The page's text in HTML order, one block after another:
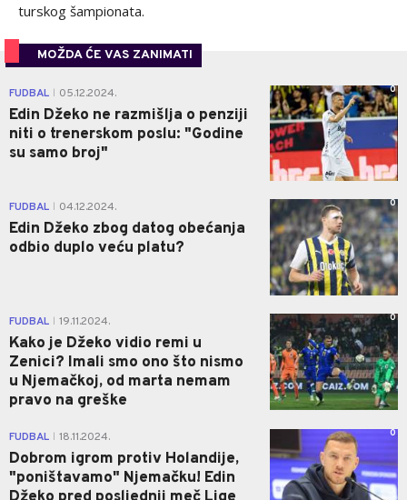
turskog šampionata.
MOŽDA ĆE VAS ZANIMATI
FUDBAL 05.12.2024.
Edin Džeko ne razmišlja o penziji
niti o trenerskom poslu: "Godine
su samo broj"
0
FUDBAL 04.12.2024.
Edin Džeko zbog datog obećanja
odbio duplo veću platu?
0
FUDBAL 19.11.2024.
Kako je Džeko vidio remi u
Zenici? Imali smo ono što nismo
u Njemačkoj, od marta nemam
pravo na greške
0
FUDBAL 18.11.2024.
Dobrom igrom protiv Holandije,
"poništavamo" Njemačku! Edin
0